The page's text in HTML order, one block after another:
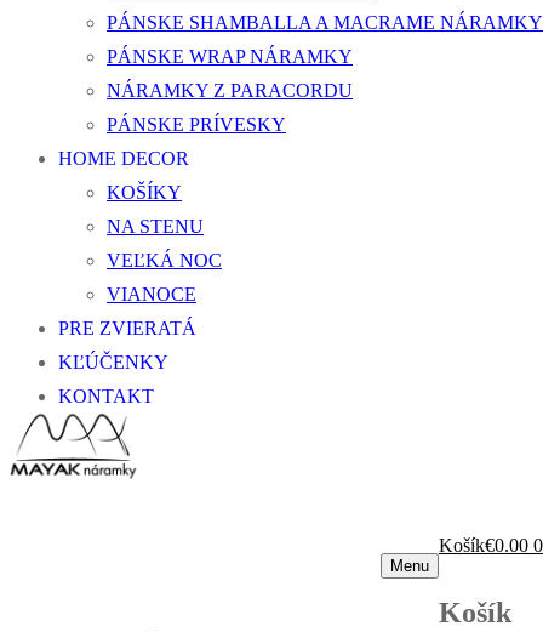
PÁNSKE SHAMBALLA A MACRAME NÁRAMKY
PÁNSKE WRAP NÁRAMKY
NÁRAMKY Z PARACORDU
PÁNSKE PRÍVESKY
HOME DECOR
KOŠÍKY
NA STENU
VEĽKÁ NOC
VIANOCE
PRE ZVIERATÁ
KĽÚČENKY
KONTAKT
Menu
Košík€0.00 0
Košík